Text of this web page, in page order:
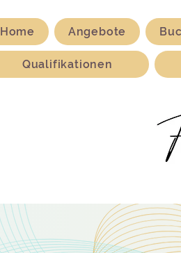
Home Angebote
Qualifikationen